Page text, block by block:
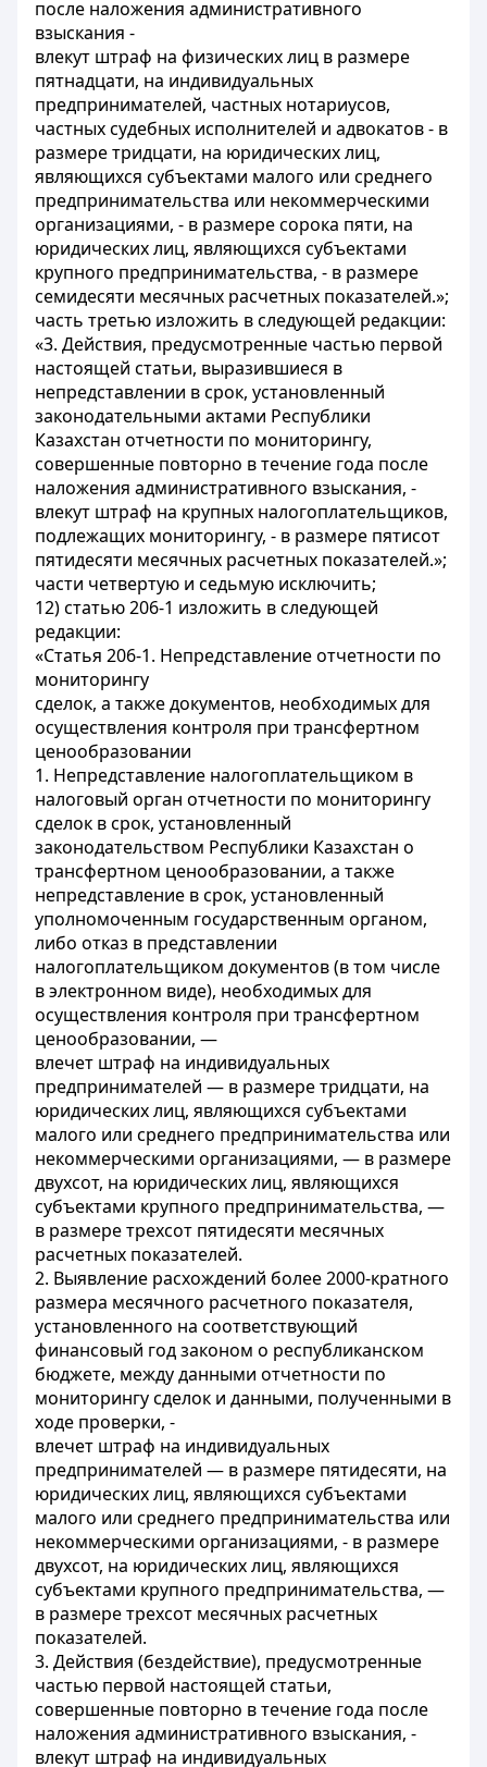
после наложения административного
взыскания -
влекут штраф на физических лиц в размере
пятнадцати, на индивидуальных
предпринимателей, частных нотариусов,
частных судебных исполнителей и адвокатов - в
размере тридцати, на юридических лиц,
являющихся субъектами малого или среднего
предпринимательства или некоммерческими
организациями, - в размере сорока пяти, на
юридических лиц, являющихся субъектами
крупного предпринимательства, - в размере
семидесяти месячных расчетных показателей.»;
часть третью изложить в следующей редакции:
«3. Действия, предусмотренные частью первой
настоящей статьи, выразившиеся в
непредставлении в срок, установленный
законодательными актами Республики
Казахстан отчетности по мониторингу,
совершенные повторно в течение года после
наложения административного взыскания, -
влекут штраф на крупных налогоплательщиков,
подлежащих мониторингу, - в размере пятисот
пятидесяти месячных расчетных показателей.»;
части четвертую и седьмую исключить;
12) статью 206-1 изложить в следующей
редакции:
«Статья 206-1. Непредставление отчетности по
мониторингу
сделок, а также документов, необходимых для
осуществления контроля при трансфертном
ценообразовании
1. Непредставление налогоплательщиком в
налоговый орган отчетности по мониторингу
сделок в срок, установленный
законодательством Республики Казахстан о
трансфертном ценообразовании, а также
непредставление в срок, установленный
уполномоченным государственным органом,
либо отказ в представлении
налогоплательщиком документов (в том числе
в электронном виде), необходимых для
осуществления контроля при трансфертном
ценообразовании, —
влечет штраф на индивидуальных
предпринимателей — в размере тридцати, на
юридических лиц, являющихся субъектами
малого или среднего предпринимательства или
некоммерческими организациями, — в размере
двухсот, на юридических лиц, являющихся
субъектами крупного предпринимательства, —
в размере трехсот пятидесяти месячных
расчетных показателей.
2. Выявление расхождений более 2000-кратного
размера месячного расчетного показателя,
установленного на соответствующий
финансовый год законом о республиканском
бюджете, между данными отчетности по
мониторингу сделок и данными, полученными в
ходе проверки, -
влечет штраф на индивидуальных
предпринимателей — в размере пятидесяти, на
юридических лиц, являющихся субъектами
малого или среднего предпринимательства или
некоммерческими организациями, - в размере
двухсот, на юридических лиц, являющихся
субъектами крупного предпринимательства, —
в размере трехсот месячных расчетных
показателей.
3. Действия (бездействие), предусмотренные
частью первой настоящей статьи,
совершенные повторно в течение года после
наложения административного взыскания, -
влекут штраф на индивидуальных